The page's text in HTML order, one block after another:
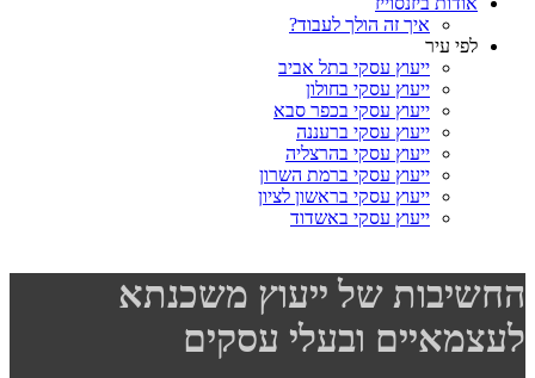
איך זה הולך לעבוד?
לפי עיר
ייעוץ עסקי בתל אביב
ייעוץ עסקי בחולון
ייעוץ עסקי בכפר סבא
ייעוץ עסקי ברעננה
ייעוץ עסקי בהרצליה
ייעוץ עסקי ברמת השרון
ייעוץ עסקי בראשון לציון
ייעוץ עסקי באשדוד
החשיבות של ייעוץ משכנתא
לעצמאיים ובעלי עסקים